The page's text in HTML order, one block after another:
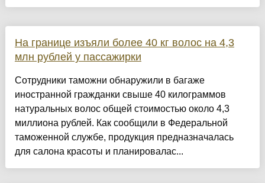
На границе изъяли более 40 кг волос на 4,3
млн рублей у пассажирки
Сотрудники таможни обнаружили в багаже
иностранной гражданки свыше 40 килограммов
натуральных волос общей стоимостью около 4,3
миллиона рублей. Как сообщили в Федеральной
таможенной службе, продукция предназначалась
для салона красоты и планировалас...